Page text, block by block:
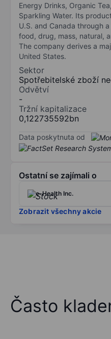
Energy Drinks, Organic
Sparkling Water. Its
U.S. and Canada through
food, drug, mass, natural,
The company derives a
United States.
Sektor
Spotřebitelské zboží
Odvětví
-
Tržní kapitalizace
0,122735592bn
Data poskytnuta od
Ostatní se zajímali o
e-Health Inc.
Zobrazit všechny akcie
Často